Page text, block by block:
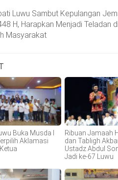
Luwu Sambut Kepulangan
H, Harapkan Menjadi Teladan di
Masyarakat
Buka Musda I
Aklamasi
Ribuan Jamaah
dan Tabligh
Ustadz Abdul
Jadi ke-67 Luwu